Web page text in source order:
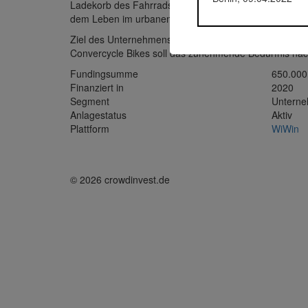
Ladekorb des Fahrrads geplant (Taschen/Inlay,
dem Leben im urbanen Raum eine vollkommen neue
Ziel des Unternehmens ist es, die Markteinführung
Convercycle Bikes soll das zunehmende Bedürfnis
Fundingsumme
Finanziert in
2020
Segment
Anlagestatus
Aktiv
Plattform
WiWin
© 2026 crowdinvest.de